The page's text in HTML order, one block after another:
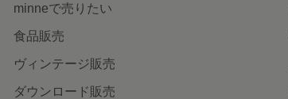
minneで売りたい
食品販売
ヴィンテージ販売
ダウンロード販売